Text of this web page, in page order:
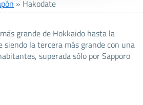
» Hakodate
grande de Hokkaido hasta la
siendo la tercera más grande con una
superada sólo por Sapporo